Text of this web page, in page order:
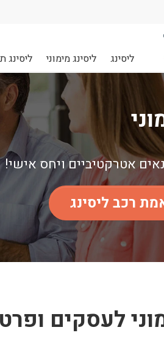
ליסינג ליסינג מימוני ליסינג
אטרקטיביים ויחס אישי!
רכב ליסינג
לעסקים